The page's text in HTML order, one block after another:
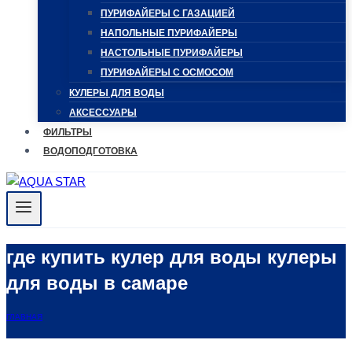
ПУРИФАЙЕРЫ С ГАЗАЦИЕЙ
НАПОЛЬНЫЕ ПУРИФАЙЕРЫ
НАСТОЛЬНЫЕ ПУРИФАЙЕРЫ
ПУРИФАЙЕРЫ С ОСМОСОМ
КУЛЕРЫ ДЛЯ ВОДЫ
АКСЕССУАРЫ
ФИЛЬТРЫ
ВОДОПОДГОТОВКА
где купить кулер для воды кулеры
для воды в самаре
ГЛАВНАЯ